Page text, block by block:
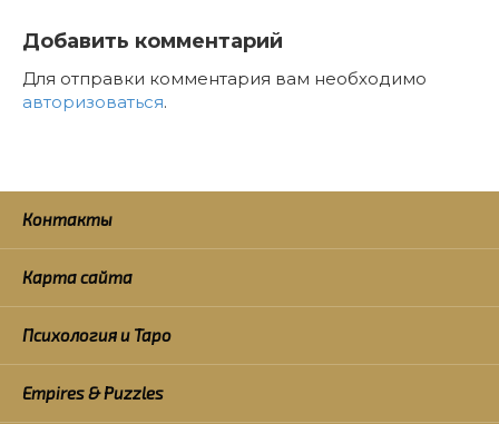
Добавить комментарий
Для отправки комментария вам необходимо
авторизоваться.
Контакты
Карта сайта
Психология и Таро
Empires & Puzzles